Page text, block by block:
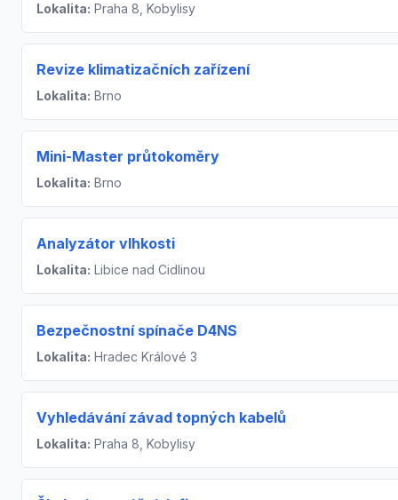
Lokalita: Praha 8, Kobylisy
Revize klimatizačních zařízení
Lokalita: Brno
Mini-Master průtokoměry
Lokalita: Brno
Analyzátor vlhkosti
Lokalita: Libice nad Cidlinou
Bezpečnostní spínače D4NS
Lokalita: Hradec Králové 3
Vyhledávání závad topných kabelů
Lokalita: Praha 8, Kobylisy